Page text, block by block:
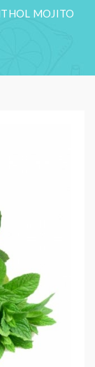
MOJITO